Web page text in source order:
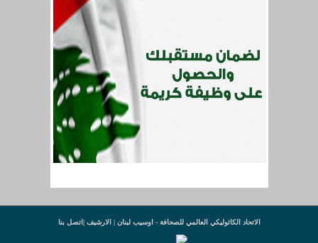
الاتحاد الكاثوليكي العالمي للصحافة - اوسيب لبنان | الارشيف | اتصل بنا